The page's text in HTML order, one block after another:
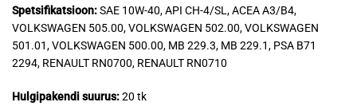
Spetsifikatsioon:SAE 10W-40, API CH-4/SL, ACEA A3/B4,
VOLKSWAGEN 505.00, VOLKSWAGEN 502.00, VOLKSWAGEN
501.01, VOLKSWAGEN 500.00, MB 229.3, MB 229.1, PSA B71
2294, RENAULT RN0700, RENAULT RN0710
Hulgipakendi suurus:20 tk